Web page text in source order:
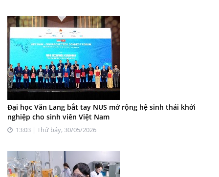
Đại học Văn Lang bắt tay NUS mở rộng hệ sinh thái khởi
nghiệp cho sinh viên Việt Nam
13:03 | Thứ bảy, 30/05/2026